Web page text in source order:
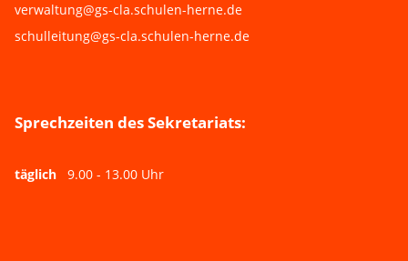
verwaltung@gs-cla.schulen-herne.de
schulleitung@gs-cla.schulen-herne.de
Sprechzeiten des Sekretariats:
täglich 9.00 - 13.00 Uhr